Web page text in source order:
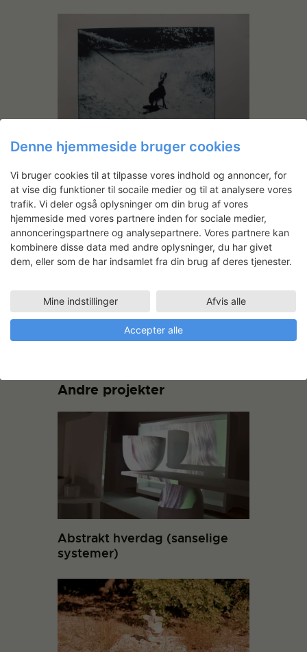
Andre projekter
Abstrakt hverdag (sanselige
systemer)
Denne hjemmeside bruger cookies
Vi bruger cookies til at tilpasse vores indhold og annoncer, for
at vise dig funktioner til socaile medier og til at analysere vores
trafik. Vi deler også oplysninger om din brug af vores
hjemmeside med vores partnere inden for sociale medier,
annonceringspartnere og analysepartnere. Vores partnere kan
kombinere disse data med andre oplysninger, du har givet
dem, eller som de har indsamlet fra din brug af deres tjenester.
Mine indstillinger Afvis alle
Accepter alle